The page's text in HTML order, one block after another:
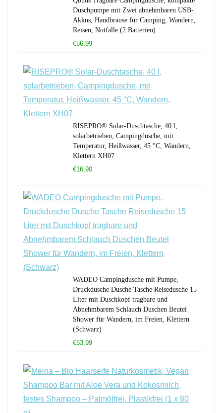
Duschpumpe mit Zwei abnehmbaren USB-
Akkus, Handbrause für Camping, Wandern,
Reisen, Notfälle (2 Batterien)
€56,99
RISEPRO® Solar-Duschtasche, 40 l,
solarbetrieben, Campingdusche, mit
Temperatur, Heißwasser, 45 °C, Wandern,
Klettern XH07
€16,90
WADEO Campingdusche mit Pumpe,
Druckdusche Dusche Tasche Reisedusche 15
Liter mit Duschkopf tragbare und
Abnehmbarem Schlauch Duschen Beutel
Shower für Wandern, im Freien, Klettern
(Schwarz)
€53,99